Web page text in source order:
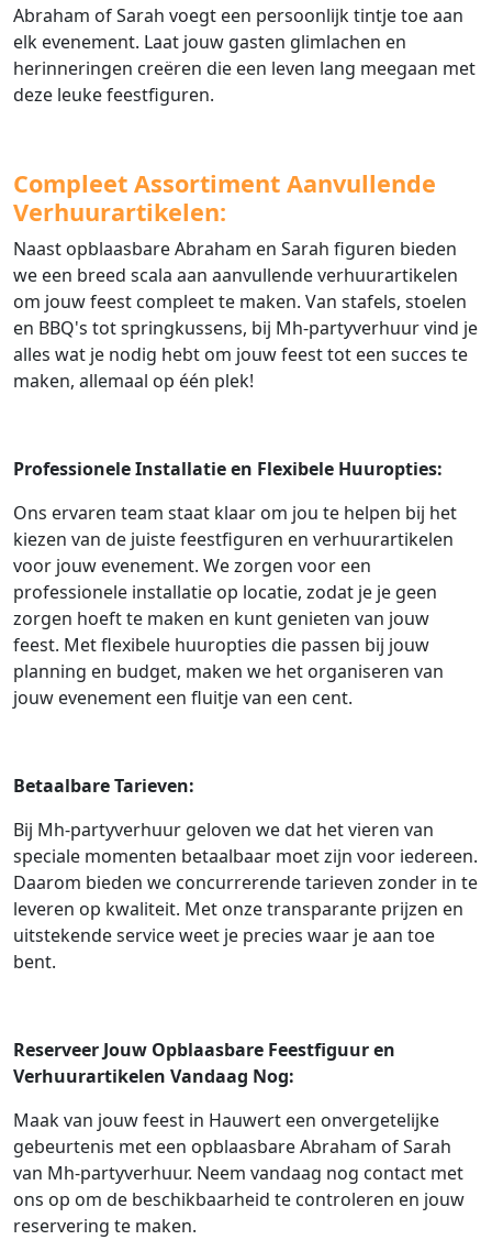
Abraham of Sarah voegt een persoonlijk tintje toe aan
elk evenement. Laat jouw gasten glimlachen en
herinneringen creëren die een leven lang meegaan met
deze leuke feestfiguren.
Compleet Assortiment Aanvullende
Verhuurartikelen:
Naast opblaasbare Abraham en Sarah figuren bieden
we een breed scala aan aanvullende verhuurartikelen
om jouw feest compleet te maken. Van stafels, stoelen
en BBQ's tot springkussens, bij Mh-partyverhuur vind je
alles wat je nodig hebt om jouw feest tot een succes te
maken, allemaal op één plek!
Professionele Installatie en Flexibele Huuropties:
Ons ervaren team staat klaar om jou te helpen bij het
kiezen van de juiste feestfiguren en verhuurartikelen
voor jouw evenement. We zorgen voor een
professionele installatie op locatie, zodat je je geen
zorgen hoeft te maken en kunt genieten van jouw
feest. Met flexibele huuropties die passen bij jouw
planning en budget, maken we het organiseren van
jouw evenement een fluitje van een cent.
Betaalbare Tarieven:
Bij Mh-partyverhuur geloven we dat het vieren van
speciale momenten betaalbaar moet zijn voor iedereen.
Daarom bieden we concurrerende tarieven zonder in te
leveren op kwaliteit. Met onze transparante prijzen en
uitstekende service weet je precies waar je aan toe
bent.
Reserveer Jouw Opblaasbare Feestfiguur en
Verhuurartikelen Vandaag Nog:
Maak van jouw feest in Hauwert een onvergetelijke
gebeurtenis met een opblaasbare Abraham of Sarah
van Mh-partyverhuur. Neem vandaag nog contact met
ons op om de beschikbaarheid te controleren en jouw
reservering te maken.